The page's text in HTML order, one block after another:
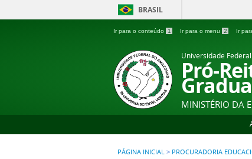
BRASIL
Ir para o conteúdo 1 Ir para o menu 2 Ir
Universidade
Pró-
MINISTÉRIO DA
PÁGINA INICIAL > PROCURADORIA